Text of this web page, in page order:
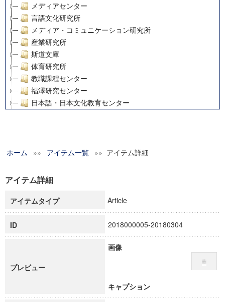
メディアセンター
言語文化研究所
メディア・コミュニケーション研究所
産業研究所
斯道文庫
体育研究所
教職課程センター
福澤研究センター
日本語・日本文化教育センター
グローバルリサーチインスティテュート
科学研究費補助金研究成果報告書
慶應義塾大学グローバルCOEプログラム市民社会ガバナンス
慶應義塾大学グローバルCOEプログラム論理と感性の先端的
博士課程教育リーディングプログラム「超成熟社会発展のサ
学術雑誌掲載論文等(8)
ホーム »» アイテム一覧 »» アイテム詳細
アイテム詳細
アイテムタイプ Article
ID 2018000005-20180304
プレビュー
画像
キャプション